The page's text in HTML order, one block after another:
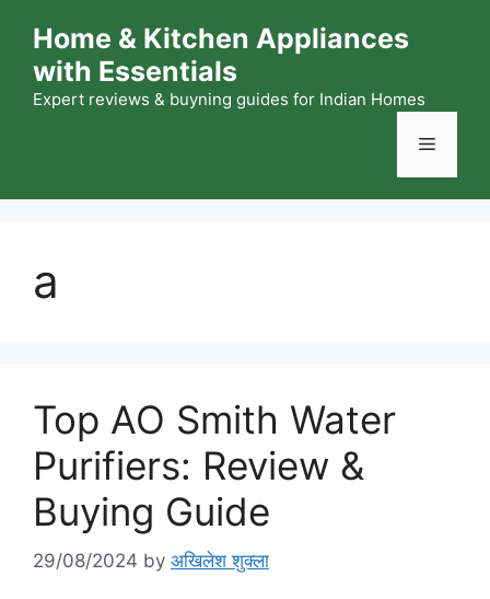
content
Home & Kitchen Appliances
with Essentials
Expert reviews & buyning guides for Indian Homes
Menu
a
Top AO Smith Water
Purifiers: Review &
Buying Guide
29/08/2024 by अखिलेश शुक्ला